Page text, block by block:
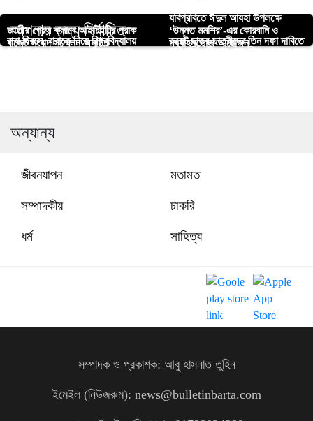
আপনার জন্য নির্বাচিত
জাতীয় প্রেস ক্লাবে আইটিইটির প্রাক
বাজেট সংবাদ সম্মেলন অনুষ্ঠিত
যবিপ্রবিতে ঈদুল আযহা উপলক্ষে
‘উন্নত মমশির’-এর কোরবানি ও
মধ্যাহ্নভোজ আয়োজন
বাবা দিবসে, বাবাকে নিয়ে বিশ্ববিদ্যালয়
রুয়েট ছাত্র-ছাত্রীদের তিন দফা দাবিতে
গোপালগঞ্জে ছাত্র সমন্বয়কদের ওপর
রাবি ভর্তি পরীক্ষার প্রাথমিক আবেদন শুরু
অন্যান্য
জীবনযাপন মতামত
সম্পাদকীয় চাকরি
ধর্ম সাহিত্য
সম্পাদক ও প্রকাশক: আবু হাসনাত তুহিন
ইমেইল (নিউজরুম): news@bulletinbarta.com